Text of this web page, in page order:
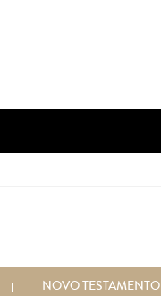
NOVO TESTAMENTO